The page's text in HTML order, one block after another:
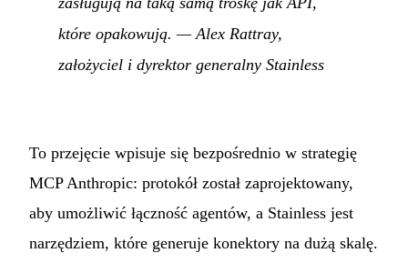
które opakowują. — Alex Rattray,
założyciel i dyrektor generalny Stainless
To przejęcie wpisuje się bezpośrednio w strategię
MCP Anthropic: protokół został zaprojektowany,
aby umożliwić łączność agentów, a Stainless jest
narzędziem, które generuje konektory na dużą skalę.